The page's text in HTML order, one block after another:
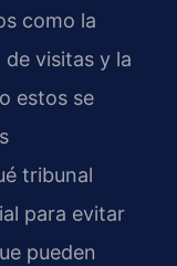
como la
visitas y la
estos se
tribunal
para evitar
pueden